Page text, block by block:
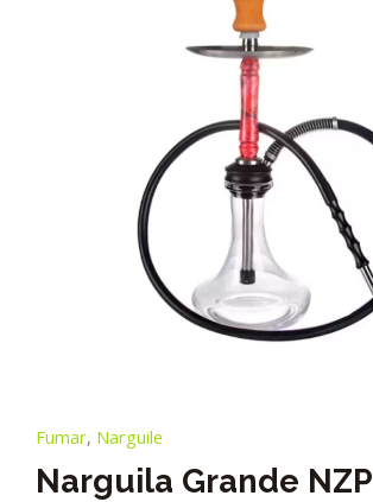
Fumar, Narguile
Narguila Grande NZP